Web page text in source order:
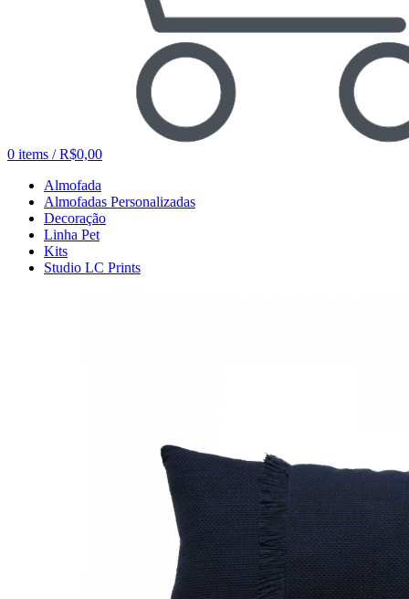
0 items / R$0,00
Almofada
Almofadas Personalizadas
Decoração
Linha Pet
Kits
Studio LC Prints